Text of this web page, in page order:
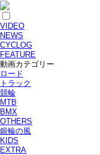
VIDEO
NEWS
CYCLOG
FEATURE
動画カテゴリー
ロード
トラック
競輪
MTB
BMX
OTHERS
銀輪の風
KIDS
EXTRA